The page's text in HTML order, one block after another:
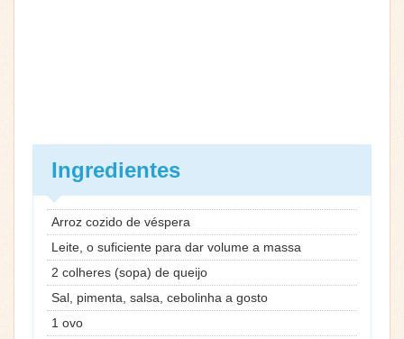
Ingredientes
Arroz cozido de véspera
Leite, o suficiente para dar volume a massa
2 colheres (sopa) de queijo
Sal, pimenta, salsa, cebolinha a gosto
1 ovo